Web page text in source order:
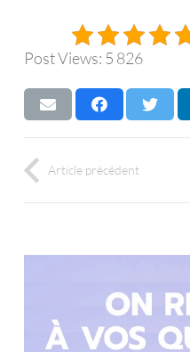
Post Views: 5 826
Article précédent